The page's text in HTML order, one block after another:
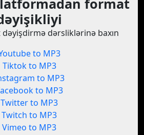
format
dərsliklərinə baxın
to MP3
Tiktok to MP3
to MP3
to MP3
Twitter to MP3
Twitch to MP3
Vimeo to MP3